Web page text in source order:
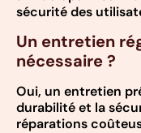
sécurité des
Un entretien
nécessaire ?
Oui, un entretien
durabilité et la
réparations